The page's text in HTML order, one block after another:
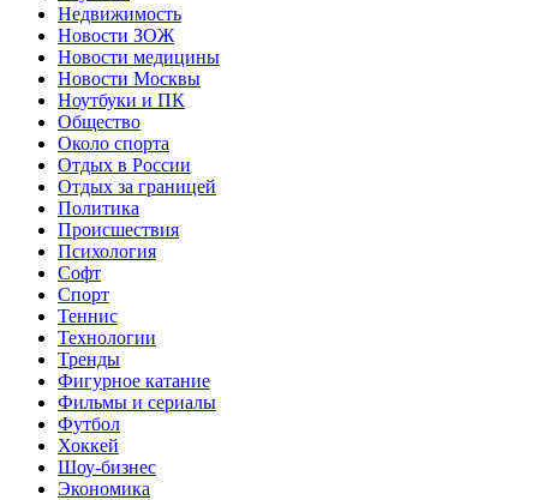
Недвижимость
Новости ЗОЖ
Новости медицины
Новости Москвы
Ноутбуки и ПК
Общество
Около спорта
Отдых в России
Отдых за границей
Политика
Происшествия
Психология
Софт
Спорт
Теннис
Технологии
Тренды
Фигурное катание
Фильмы и сериалы
Футбол
Хоккей
Шоу-бизнес
Экономика